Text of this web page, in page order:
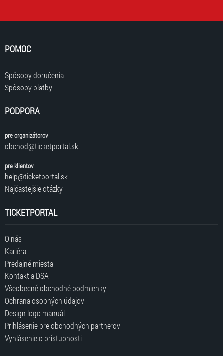
POMOC
Spôsoby doručenia
Spôsoby platby
PODPORA
pre organizátorov
obchod@ticketportal.sk
pre klientov
help@ticketportal.sk
Najčastejšie otázky
TICKETPORTAL
O nás
Kariéra
Predajné miesta
Kontakt a DSA
Všeobecné obchodné podmienky
Ochrana osobných údajov
Design logo manuál
Prihlásenie pre obchodných partnerov
Vyhlásenie o prístupnosti